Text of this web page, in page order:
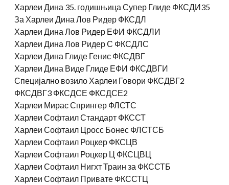
Харлеи Дина 35. годишњица Супер Глиде ФКСДИ35
За Харлеи Дина Лов Ридер ФКСДЛ
Харлеи Дина Лов Ридер ЕФИ ФКСДЛИ
Харлеи Дина Лов Ридер С ФКСДЛС
Харлеи Дина Глиде Генис ФКСДВГ
Харлеи Дина Виде Глиде ЕФИ ФКСДВГИ
Специјално возило Харлеи Говори ФКСДВГ2
ФКСДВГ3 ФКСДСЕ ФКСДСЕ2
Харлеи Мирас Спрингер ФЛСТС
Харлеи Софтаил Стандарт ФКССТ
Харлеи Софтаил Цросс Бонес ФЛСТСБ
Харлеи Софтаил Роцкер ФКСЦВ
Харлеи Софтаил Роцкер Ц ФКСЦВЦ
Харлеи Софтаил Нигхт Траин за ФКССТБ
Харлеи Софтаил Привате ФКССТЦ